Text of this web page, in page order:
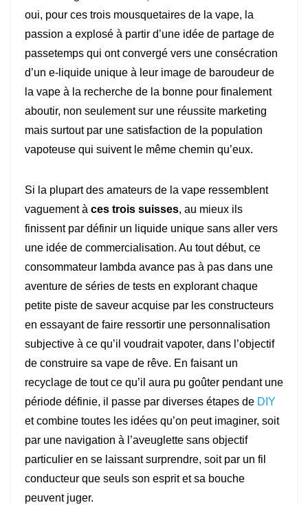
oui, pour ces trois mousquetaires de la vape, la
passion a explosé à partir d’une idée de partage de
passetemps qui ont convergé vers une consécration
d’un e-liquide unique à leur image de baroudeur de
la vape à la recherche de la bonne pour finalement
aboutir, non seulement sur une réussite marketing
mais surtout par une satisfaction de la population
vapoteuse qui suivent le même chemin qu’eux.
Si la plupart des amateurs de la vape ressemblent
vaguement à ces trois suisses, au mieux ils
finissent par définir un liquide unique sans aller vers
une idée de commercialisation. Au tout début, ce
consommateur lambda avance pas à pas dans une
aventure de séries de tests en explorant chaque
petite piste de saveur acquise par les constructeurs
en essayant de faire ressortir une personnalisation
subjective à ce qu’il voudrait vapoter, dans l’objectif
de construire sa vape de rêve. En faisant un
recyclage de tout ce qu’il aura pu goûter pendant une
période définie, il passe par diverses étapes de DIY
et combine toutes les idées qu’on peut imaginer, soit
par une navigation à l’aveuglette sans objectif
particulier en se laissant surprendre, soit par un fil
conducteur que seuls son esprit et sa bouche
peuvent juger.